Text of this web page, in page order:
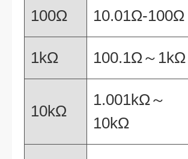
100Ω 10.01Ω-100Ω
1kΩ 100.1Ω～1kΩ
10kΩ
1.001kΩ～
10kΩ